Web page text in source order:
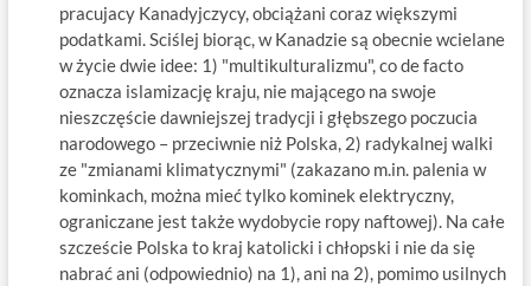
pracujacy Kanadyjczycy, obciążani coraz większymi
podatkami. Sciślej biorąc, w Kanadzie są obecnie wcielane
w życie dwie idee: 1) "multikulturalizmu", co de facto
oznacza islamizację kraju, nie mającego na swoje
nieszczęście dawniejszej tradycji i głębszego poczucia
narodowego – przeciwnie niż Polska, 2) radykalnej walki
ze "zmianami klimatycznymi" (zakazano m.in. palenia w
kominkach, można mieć tylko kominek elektryczny,
ograniczane jest także wydobycie ropy naftowej). Na całe
szczeście Polska to kraj katolicki i chłopski i nie da się
nabrać ani (odpowiednio) na 1), ani na 2), pomimo usilnych